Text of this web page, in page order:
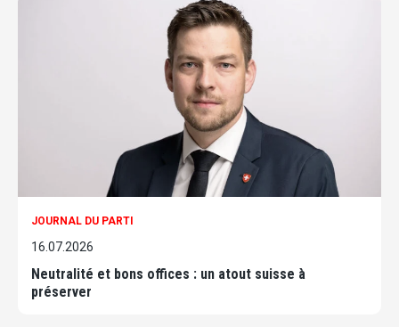
JOURNAL DU PARTI
16.07.2026
Neutralité et bons offices : un atout suisse à
préserver